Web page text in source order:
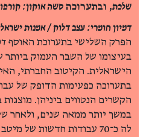
שלכת, ובתערוכה סשה אוקון:
דמיון חומרי: עצב דלוק / אמנות
הפרק השלישי בתערוכת האוסף
בעיצומו של השבר העמוק
הישראלית. הקיטוב החברתי,
בתערוכה כפעימות הדופק של
הקשרים הנטווים ביניהן.
במשך יותר ממאה שנים, ולאחר
לה כ־70 עבודות חדשות של